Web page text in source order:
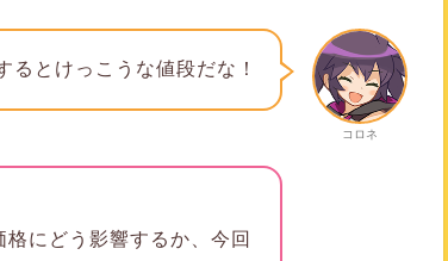
コロネ
るとけっこうな値段だな！
にどう影響するか、今回